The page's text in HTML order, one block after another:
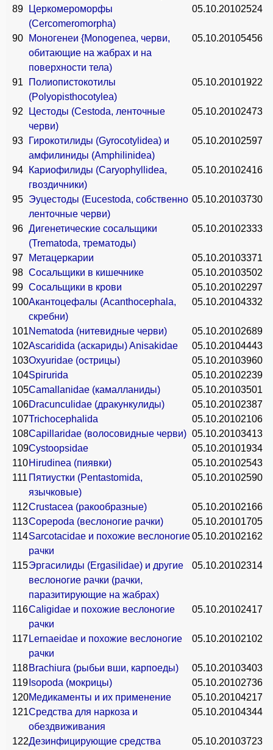
89
Церкомероморфы
(Cercomeromorpha)
05.10.20102524
90
Моногенеи {Monogenea, черви,
обитающие на жабрах и на
поверхности тела)
05.10.20105456
91
Полиопистокотилы
(Polyopisthocotylea)
05.10.20101922
92
Цестоды (Cestoda, ленточные
черви)
05.10.20102473
93
Гирокотилиды (Gyrocotylidea) и
амфилиниды (Amphilinidea)
05.10.20102597
94
Кариофилиды (Caryophyllidea,
гвоздичники)
05.10.20102416
95 Эуцестоды (Eucestoda, собственно
ленточные черви)
05.10.20103730
96 Дигенетические сосальщики
(Trematoda, трематоды)
05.10.20102333
97 Метацеркарии 05.10.20103371
98 Сосальщики в кишечнике 05.10.20103502
99 Сосальщики в крови 05.10.20102297
100Акантоцефалы (Acanthocephala,
скребни)
05.10.20104332
101Nematoda (нитевидные черви) 05.10.20102689
102Ascaridida (аскариды) Anisakidae 05.10.20104443
103Oxyuridae (острицы) 05.10.20103960
104Spirurida 05.10.20102239
105Camallanidae (камалланиды) 05.10.20103501
106Dracunculidae (дракункулиды) 05.10.20102387
107Trichocephalida 05.10.20102106
108Capillaridae (волосовидные черви) 05.10.20103413
109Cystoopsidae 05.10.20101934
110Hirudinea (пиявки) 05.10.20102543
111 Пятиустки (Pentastomida,
язычковые)
05.10.20102590
112Crustacea (ракообразные) 05.10.20102166
113Copepoda (веслоногие рачки) 05.10.20101705
114Sarcotacidae и похожие веслоногие
рачки
05.10.20102162
115Эргасилиды (Ergasilidae) и другие
веслоногие рачки (рачки,
паразитирующие на жабрах)
05.10.20102314
116Caligidae и похожие веслоногие
рачки
05.10.20102417
117 Lernaeidae и похожие веслоногие
рачки
05.10.20102102
118Brachiura (рыбьи вши, карпоеды) 05.10.20103403
119 Isopoda (мокрицы) 05.10.20102736
120Медикаменты и их применение 05.10.20104217
121Средства для наркоза и
обездвиживания
05.10.20104344
122Дезинфицирующие средства 05.10.20103723